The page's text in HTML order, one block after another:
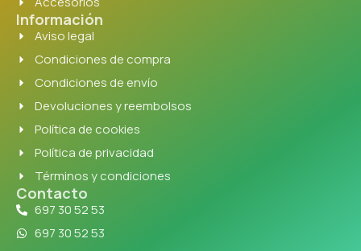
Información
Aviso legal
Condiciones de compra
Condiciones de envío
Devoluciones y reembolsos
Política de cookies
Política de privacidad
Términos y condiciones
Contacto
697 30 52 53
697 30 52 53